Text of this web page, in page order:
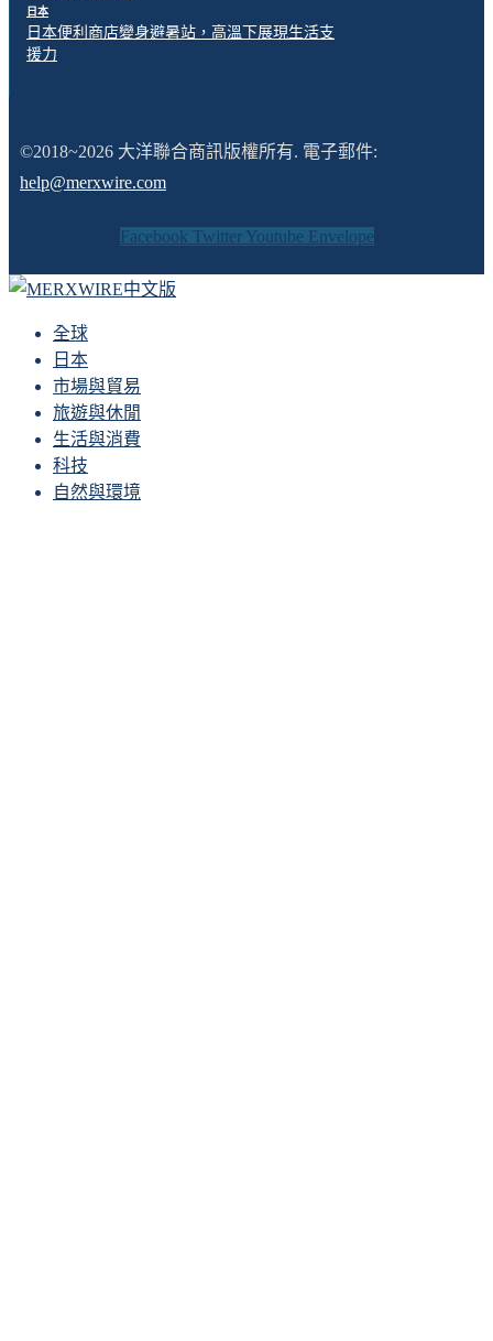
日本
日本便利商店變身避暑站，高溫下展現生活支
援力
©2018~2026 大洋聯合商訊版權所有. 電子郵件:
help@merxwire.com
Facebook Twitter Youtube Envelope
全球
日本
市場與貿易
旅遊與休閒
生活與消費
科技
自然與環境